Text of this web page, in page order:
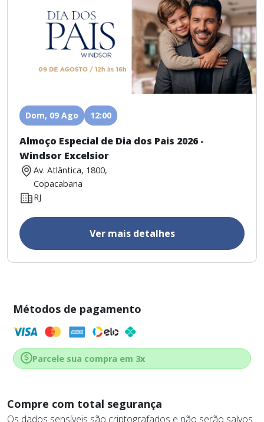
Dom, 09 Ago 12:00
Almoço Especial de Dia dos Pais 2026 -
Windsor Excelsior
Av. Atlântica, 1800,
Copacabana
RJ
Ver mais detalhes
Métodos de pagamento
Parcele sua compra em 3x
Compre com total segurança
Os dados sensíveis são criptografados e não serão salvos